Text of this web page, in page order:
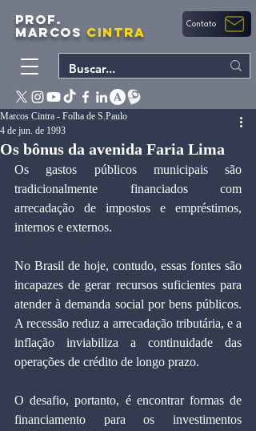
PROF.
MARCOS CINTRA Contato
Os bônus da avenida Faria Lima
Marcos Cintra - Folha de S.Paulo
4 de jun. de 1993
﻿Os gastos públicos municipais são
tradicionalmente financiados com
arrecadação de impostos e empréstimos,
internos e externos.
No Brasil de hoje, contudo, essas fontes são
incapazes de gerar recursos suficientes para
atender à demanda social por bens públicos.
A recessão reduz a arrecadação tributária, e a
inflação inviabiliza a continuidade das
operações de crédito de longo prazo.
O desafio, portanto, é encontrar formas de
financiamento para os investimentos